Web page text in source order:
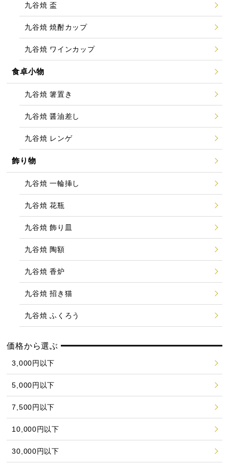
九谷焼 盃
九谷焼 焼酎カップ
九谷焼 ワインカップ
食卓小物
九谷焼 箸置き
九谷焼 醤油差し
九谷焼 レンゲ
飾り物
九谷焼 一輪挿し
九谷焼 花瓶
九谷焼 飾り皿
九谷焼 陶額
九谷焼 香炉
九谷焼 招き猫
九谷焼 ふくろう
価格から選ぶ
3,000円以下
5,000円以下
7,500円以下
10,000円以下
30,000円以下